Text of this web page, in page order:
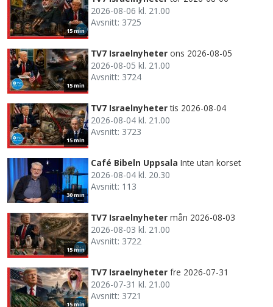
15 min
2026-08-06 kl. 21.00
Avsnitt: 3725
15 min
TV7 Israelnyheter ons 2026-08-05
2026-08-05 kl. 21.00
Avsnitt: 3724
15 min
TV7 Israelnyheter tis 2026-08-04
2026-08-04 kl. 21.00
Avsnitt: 3723
30 min
Café Bibeln Uppsala Inte utan korset
2026-08-04 kl. 20.30
Avsnitt: 113
15 min
TV7 Israelnyheter mån 2026-08-03
2026-08-03 kl. 21.00
Avsnitt: 3722
15 min
TV7 Israelnyheter fre 2026-07-31
2026-07-31 kl. 21.00
Avsnitt: 3721